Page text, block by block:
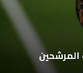
المرشحين